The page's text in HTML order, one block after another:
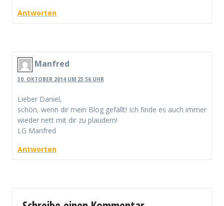
Antworten
Manfred
30. OKTOBER 2014 UM 23:56 UHR
Lieber Daniel,
schön, wenn dir mein Blog gefällt! Ich finde es auch immer
wieder nett mit dir zu plaudern!
LG Manfred
Antworten